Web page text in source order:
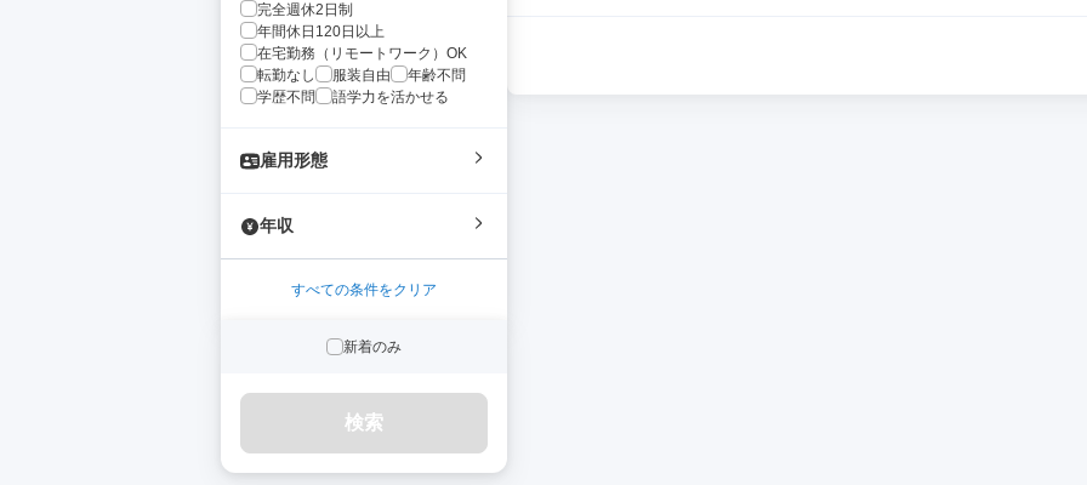
完全週休2日制
年間休日120日以上
在宅勤務（リモートワーク）OK
転勤なし
服装自由
年齢不問
学歴不問
語学力を活かせる
雇用形態
年収
すべての条件をクリア
新着のみ
検索